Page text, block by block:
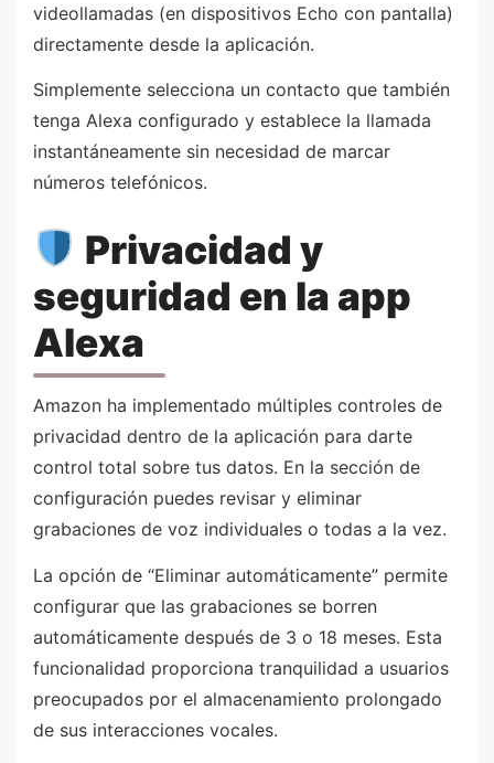
videollamadas (en dispositivos Echo con pantalla)
directamente desde la aplicación.
Simplemente selecciona un contacto que también
tenga Alexa configurado y establece la llamada
instantáneamente sin necesidad de marcar
números telefónicos.
Privacidad y
seguridad en la app
Alexa
Amazon ha implementado múltiples controles de
privacidad dentro de la aplicación para darte
control total sobre tus datos. En la sección de
configuración puedes revisar y eliminar
grabaciones de voz individuales o todas a la vez.
La opción de “Eliminar automáticamente” permite
configurar que las grabaciones se borren
automáticamente después de 3 o 18 meses. Esta
funcionalidad proporciona tranquilidad a usuarios
preocupados por el almacenamiento prolongado
de sus interacciones vocales.